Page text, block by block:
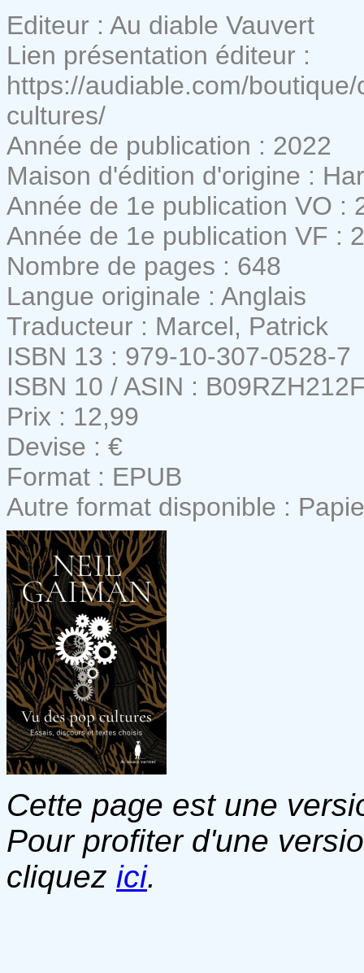
Editeur : Au diable Vauvert
Lien présentation éditeur :
https://audiable.com/
cultures/
Année de publication : 2022
Maison d'édition d'origine :
Année de 1e publication VO :
Année de 1e publication VF :
Nombre de pages : 648
Langue originale : Anglais
Traducteur : Marcel, Patrick
ISBN 13 : 979-10-307-0528-7
ISBN 10 / ASIN :
Prix : 12,99
Devise : €
Format : EPUB
Autre format disponible :
Cette page est une
Pour profiter d'une
cliquez ici.